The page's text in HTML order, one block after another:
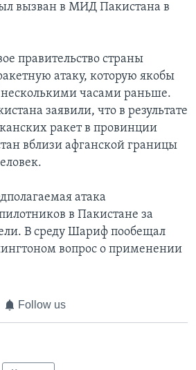
вызван в МИД Пакистана в
правительство страны
атаку, которую якобы
часами раньше.
заявили, что в результате
ракет в провинции
вблизи афганской границы
атака
в Пакистане за
В среду Шариф пообещал
вопрос о применении
Follow us